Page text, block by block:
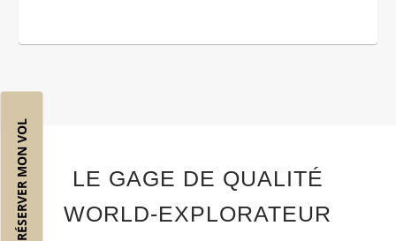
RÉSERVER MON VOL
LE GAGE DE QUALITÉ
WORLD-EXPLORATEUR